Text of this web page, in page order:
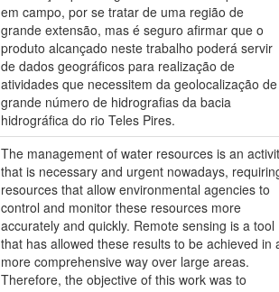
em campo, por se tratar de uma região de
grande extensão, mas é seguro afirmar que o
produto alcançado neste trabalho poderá servir
de dados geográficos para realização de
atividades que necessitem da geolocalização de
grande número de hidrografias da bacia
hidrográfica do rio Teles Pires.
The management of water resources is an
that is necessary and urgent nowadays,
resources that allow environmental agencies to
control and monitor these resources more
accurately and quickly. Remote sensing is a tool
that has allowed these results to be achieved in
more comprehensive way over large areas.
Therefore, the objective of this work was to